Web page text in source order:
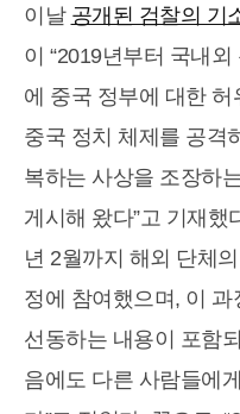
이날 공개된 검찰의 기
이 “2019년부터 국내
에 중국 정부에 대한
중국 정치 체제를 공격
복하는 사상을 조장하
게시해 왔다”고 기재했
년 2월까지 해외 단체
정에 참여했으며, 이
선동하는 내용이 포함
음에도 다른 사람들에